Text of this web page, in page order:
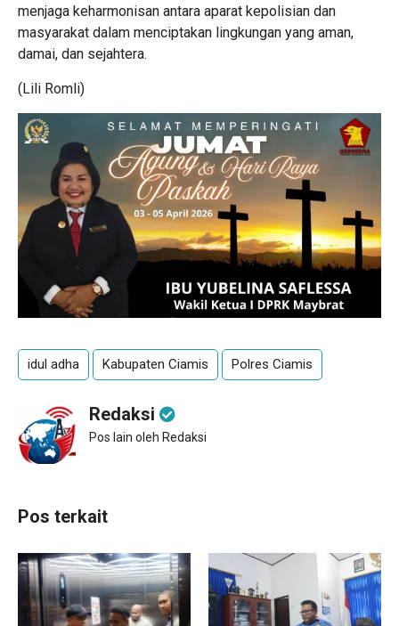
menjaga keharmonisan antara aparat kepolisian dan
masyarakat dalam menciptakan lingkungan yang aman,
damai, dan sejahtera.
(Lili Romli)
idul adha Kabupaten Ciamis Polres Ciamis
Redaksi
Pos lain oleh Redaksi
Pos terkait